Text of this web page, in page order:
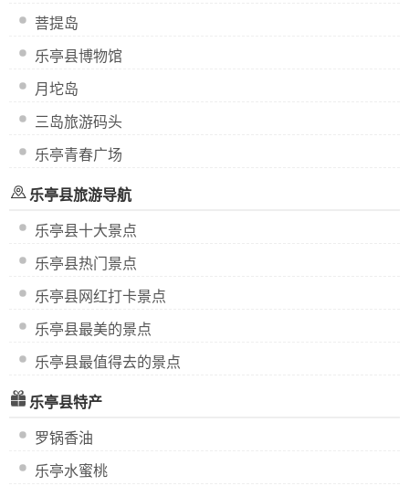
菩提岛
乐亭县博物馆
月坨岛
三岛旅游码头
乐亭青春广场
乐亭县旅游导航
乐亭县十大景点
乐亭县热门景点
乐亭县网红打卡景点
乐亭县最美的景点
乐亭县最值得去的景点
乐亭县特产
罗锅香油
乐亭水蜜桃